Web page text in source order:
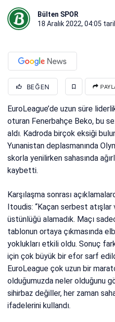
Bülten SPOR
18 Aralık 2022, 04:05
BEĞEN
EuroLeague’de uzun süre
oturan Fenerbahçe Beko, bu
aldı. Kadroda birçok eksiği
Yunanistan deplasmanında
skorla yenilirken sahasında
kaybetti.
Karşılaşma sonrası
Itoudis: “Kaçan serbest
üstünlüğü alamadık. Maçı
tablonun ortaya çıkmasında
yoklukları etkili oldu. Sonuç
için çok büyük bir efor sarf
EuroLeague çok uzun bir
olduğumuzda neler olduğunu
sihirbaz değiller, her zaman
ifadelerini kullandı.